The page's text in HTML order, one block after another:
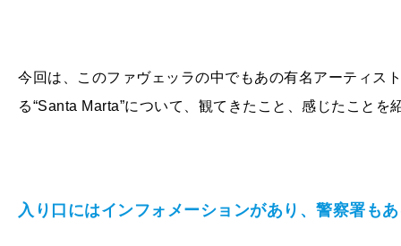
今回は、このファヴェッラの中でもあの有名アーティス
る“Santa Marta”について、観てきたこと、感じたことを
入り口にはインフォメーションがあり、警察署も